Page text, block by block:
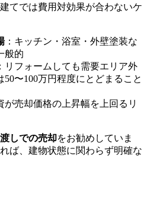
てでは費用対効果が合わないケ
：キッチン・浴室・外壁塗装な
般的
：リフォームしても需要エリア外
〜100万円程度にとどまること
が売却価格の上昇幅を上回るリ
しでの売却をお勧めしていま
ば、建物状態に関わらず明確な